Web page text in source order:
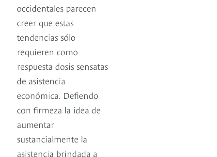
occidentales parecen
creer que estas
tendencias sólo
requieren como
respuesta dosis sensatas
de asistencia
económica. Defiendo
con firmeza la idea de
aumentar
sustancialmente la
asistencia brindada a